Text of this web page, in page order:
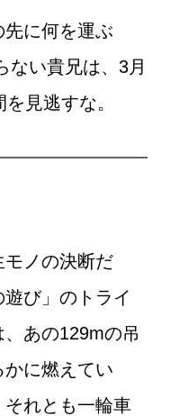
先に何を運ぶ
ない貴兄は、3月
見逃すな。
モノの決断だ
び」のトライ
あの129mの吊
かに燃えてい
れとも一輪車